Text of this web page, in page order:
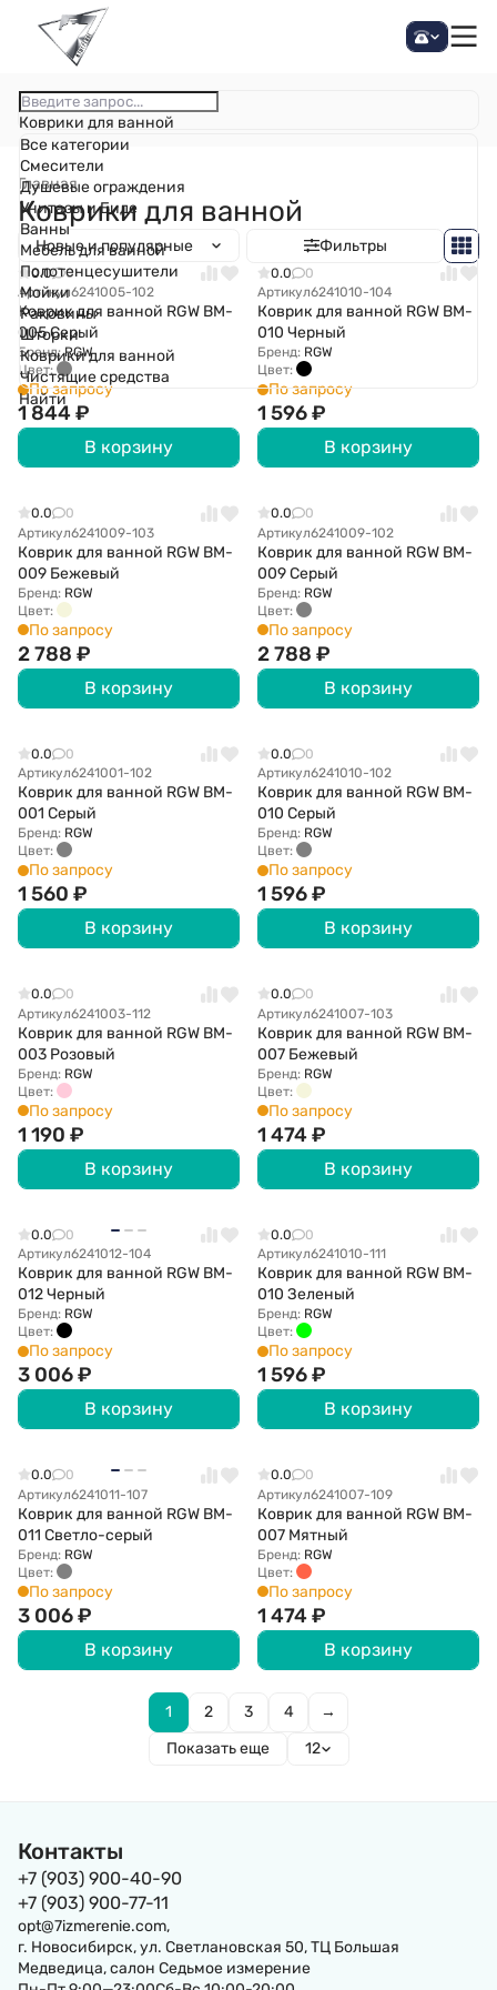
Коврики для ванной
Все категории
Смесители
Душевые ограждения
Унитазы и Биде
Ванны
Мебель для ванной
Полотенцесушители
Мойки
Раковины
Шторки
Коврики для ванной
Чистящие средства
Найти
Главная
Коврики для ванной
Новые и популярные Фильтры
0.0
0
Артикул6241005-102
Коврик для ванной RGW BM-
005 Серый
Бренд:RGW
Цвет:
По запросу
1 844₽
В корзину
0.0
0
Артикул6241010-104
Коврик для ванной RGW BM-
010 Черный
Бренд: RGW
Цвет:
По запросу
1 596₽
В корзину
0.0
0
Артикул6241009-103
Коврик для ванной RGW BM-
009 Бежевый
Бренд: RGW
Цвет:
По запросу
2 788 ₽
В корзину
0.0
0
Артикул6241009-102
Коврик для ванной RGW BM-
009 Серый
Бренд: RGW
Цвет:
По запросу
2 788 ₽
В корзину
0.0
0
Артикул6241001-102
Коврик для ванной RGW BM-
001 Серый
Бренд: RGW
Цвет:
По запросу
1 560 ₽
В корзину
0.0
0
Артикул6241010-102
Коврик для ванной RGW BM-
010 Серый
Бренд: RGW
Цвет:
По запросу
1 596₽
В корзину
0.0
0
Артикул6241003-112
Коврик для ванной RGW BM-
003 Розовый
Бренд: RGW
Цвет:
По запросу
1 190 ₽
В корзину
0.0
0
Артикул6241007-103
Коврик для ванной RGW BM-
007 Бежевый
Бренд: RGW
Цвет:
По запросу
1 474₽
В корзину
0.0
0
Артикул6241012-104
Коврик для ванной RGW BM-
012 Черный
Бренд: RGW
Цвет:
По запросу
3 006₽
В корзину
0.0
0
Артикул6241010-111
Коврик для ванной RGW BM-
010 Зеленый
Бренд: RGW
Цвет:
По запросу
1 596₽
В корзину
0.0
0
Артикул6241011-107
Коврик для ванной RGW BM-
011 Светло-серый
Бренд: RGW
Цвет:
По запросу
3 006₽
В корзину
0.0
0
Артикул6241007-109
Коврик для ванной RGW BM-
007 Мятный
Бренд: RGW
Цвет:
По запросу
1 474₽
В корзину
1 2 3 4
→
Показать еще
12
Контакты
+7 (903) 900-40-90
+7 (903) 900-77-11
opt@7izmerenie.com,
г. Новосибирск, ул. Светлановская 50, ТЦ Большая
Медведица, салон Седьмое измерение